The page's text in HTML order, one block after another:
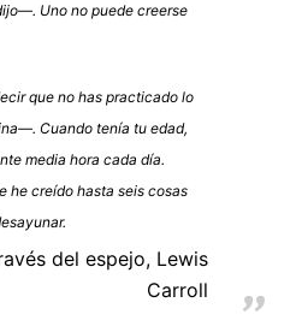
Uno no puede creerse
que no has practicado lo
Cuando tenía tu edad,
media hora cada día.
he creído hasta seis cosas
del espejo, Lewis
Carroll